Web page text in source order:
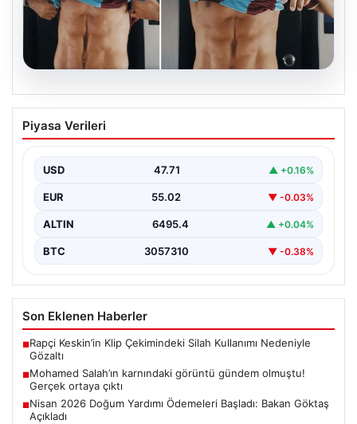
05.08.2026
Mohamed Salah’ın karnındaki görüntü
gündem olmuştu! Gerçek ortaya çıktı
Piyasa Verileri
USD 47.71 ▲ +0.16%
EUR 55.02 ▼ -0.03%
ALTIN 6495.4 ▲ +0.04%
BTC 3057310 ▼ -0.38%
Son Eklenen Haberler
■Rapçi Keskin’in Klip Çekimindeki Silah Kullanımı Nedeniyle
Gözaltı
■Mohamed Salah’ın karnındaki görüntü gündem olmuştu!
Gerçek ortaya çıktı
■Nisan 2026 Doğum Yardımı Ödemeleri Başladı: Bakan Göktaş
Açıkladı